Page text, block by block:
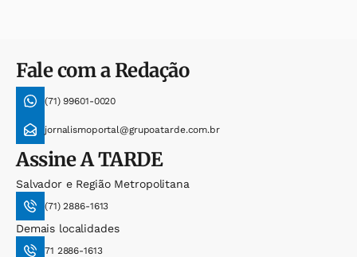
Fale com a Redação
(71) 99601-0020
jornalismoportal@grupoatarde.com.br
AssineA TARDE
Salvador e Região Metropolitana
(71) 2886-1613
Demais localidades
71 2886-1613